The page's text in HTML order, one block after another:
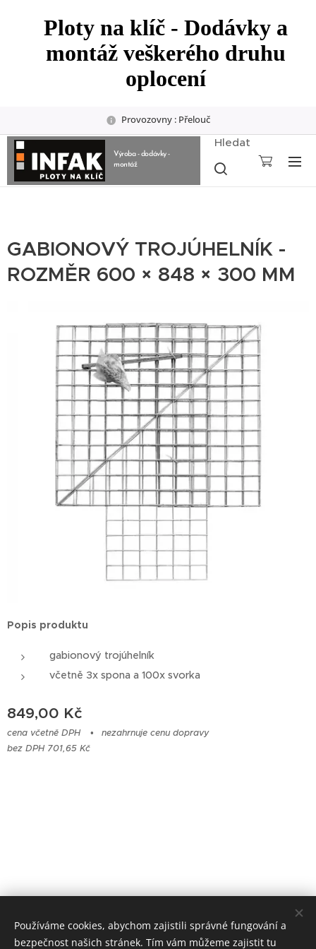
Ploty na klíč - Dodávky a
montáž veškerého druhu
oplocení
Provozovny : Přelouč
Výroba - dodávky -
montáž
Hledat
GABIONOVÝ TROJÚHELNÍK -
ROZMĚR 600 × 848 × 300 MM
Popis produktu
gabionový trojúhelník
včetně 3x spona a 100x svorka
849,00 Kč
cena včetně DPH
nezahrnuje cenu dopravy
bez DPH 701,65 Kč
INFAK - Ploty na klíč
Používáme cookies, abychom zajistili správné fungování a
bezpečnost našich stránek. Tím vám můžeme zajistit tu